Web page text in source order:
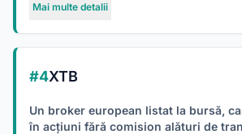
Mai multe detalii
#4XTB
Un broker european listat la bursă,
în acțiuni fără comision alături de